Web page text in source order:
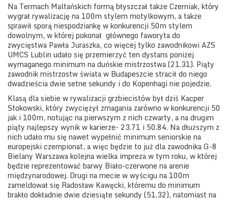
Na Termach Maltańskich formą błyszczał także Czerniak, który
wygrał rywalizację na 100m stylem motylkowym, a także
sprawił sporą niespodziankę w konkurencji 50m stylem
dowolnym, w której pokonał głównego faworyta do
zwycięstwa Pawła Juraszka, co więcej tylko zawodnikowi AZS
UMCS Lublin udało się przemierzyć ten dystans poniżej
wymaganego minimum na duńskie mistrzostwa (21.31). Piąty
zawodnik mistrzostw świata w Budapeszcie stracił do niego
dwadzieścia dwie setne sekundy i do Kopenhagi nie pojedzie.
Klasą dla siebie w rywalizacji grzbiecistów był dziś Kacper
Stokowski, który zwyciężył zmagania zarówno w konkurencji 50
jak i 100m, notując na pierwszym z nich czwarty, a na drugim
piąty najlepszy wynik w karierze- 23.71 i 50.84. Na dłuższym z
nich udało mu się nawet wypełnić minimum seniorskie na
europejski czempionat, a więc będzie to już dla zawodnika G-8
Bielany Warszawa kolejna wielka impreza w tym roku, w której
będzie reprezentować barwy Biało-czerwone na arenie
międzynarodowej. Drugi na mecie w wyścigu na 100m
zameldował się Radosław Kawęcki, któremu do minimum
brakło dokładnie dwie dziesiąte sekundy (51.32), natomiast na